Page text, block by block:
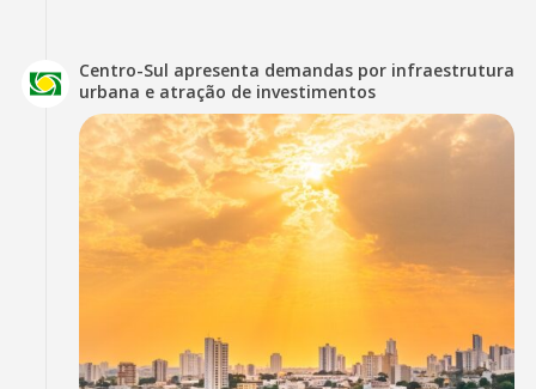
Centro-Sul apresenta demandas por infraestrutura
urbana e atração de investimentos